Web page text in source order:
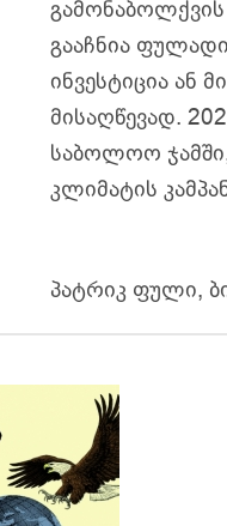
გააჩნია
ინვესტიცია ან
მისაღწევად.
საბოლოო
კლიმატის
პატრიკ ფული,